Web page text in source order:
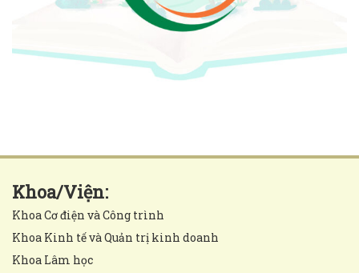
Khoa/Viện:
Khoa Cơ điện và Công trình
Khoa Kinh tế và Quản trị kinh doanh
Khoa Lâm học